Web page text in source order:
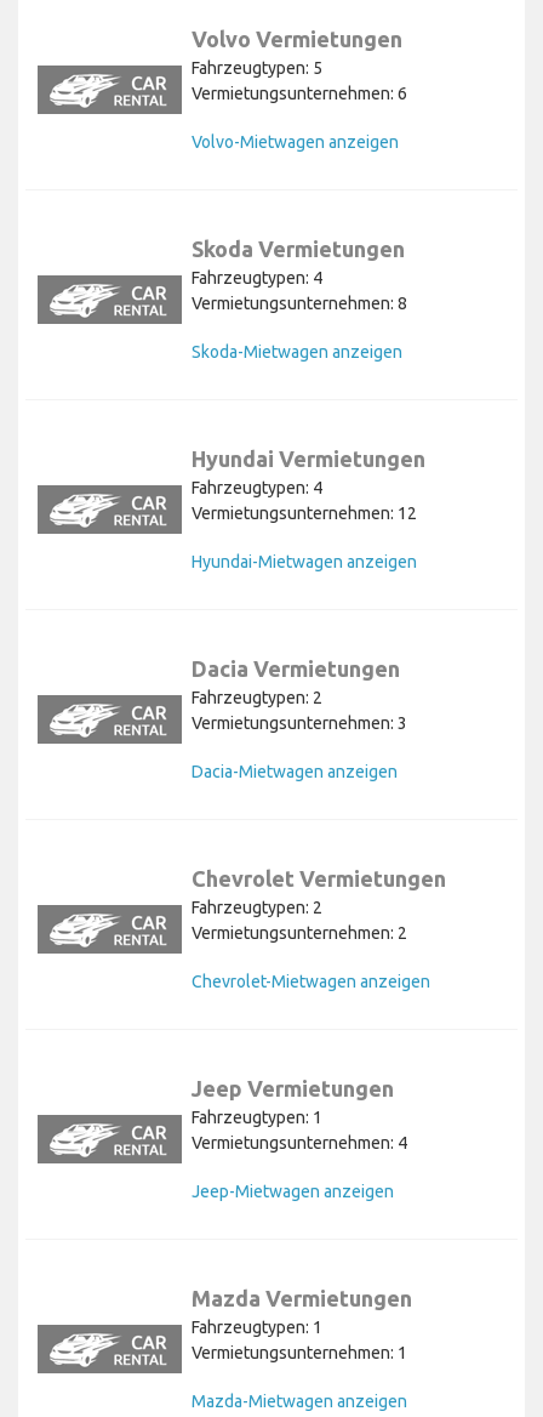
Volvo Vermietungen
Fahrzeugtypen: 5
Vermietungsunternehmen: 6
Volvo-Mietwagen anzeigen
Skoda Vermietungen
Fahrzeugtypen: 4
Vermietungsunternehmen: 8
Skoda-Mietwagen anzeigen
Hyundai Vermietungen
Fahrzeugtypen: 4
Vermietungsunternehmen: 12
Hyundai-Mietwagen anzeigen
Dacia Vermietungen
Fahrzeugtypen: 2
Vermietungsunternehmen: 3
Dacia-Mietwagen anzeigen
Chevrolet Vermietungen
Fahrzeugtypen: 2
Vermietungsunternehmen: 2
Chevrolet-Mietwagen anzeigen
Jeep Vermietungen
Fahrzeugtypen: 1
Vermietungsunternehmen: 4
Jeep-Mietwagen anzeigen
Mazda Vermietungen
Fahrzeugtypen: 1
Vermietungsunternehmen: 1
Mazda-Mietwagen anzeigen